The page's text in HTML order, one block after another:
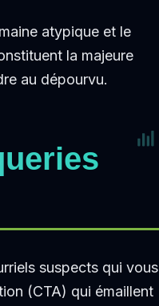
atypique et le
la majeure
au dépourvu.
suspects qui vous
(CTA) qui émaillent